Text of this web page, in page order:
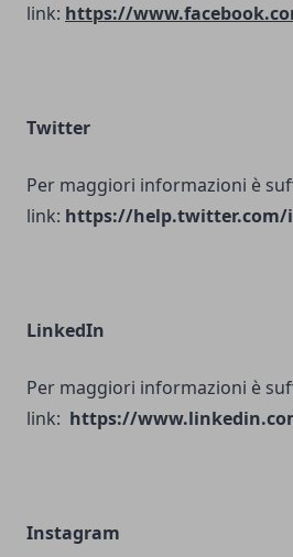
link: https://
Twitter
Per maggiori informazioni è
link: https://help.twitter.com/
LinkedIn
Per maggiori informazioni è
link: https://
Instagram